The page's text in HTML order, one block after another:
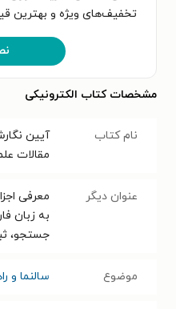
تخفیف‌های ویژه و بهترین
مشخصات کتاب الکترونیکی
نام کتاب
آیین
مقالات
عنوان دیگر
معرفی
به زبان
جستجو،
موضوع سالنما و